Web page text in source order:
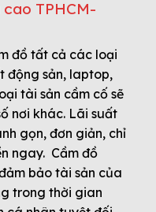
TPHCM-
đồ tất cả các loại
động sản, laptop,
tài sản cầm cố sẽ
nơi khác. Lãi suất
gọn, đơn giản, chỉ
ngay. Cầm đồ
bảo tài sản của
trong thời gian